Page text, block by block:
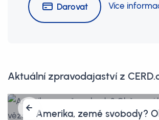
Darovat Více
Aktuální zpravodajaství z
Amerika, země svobody?